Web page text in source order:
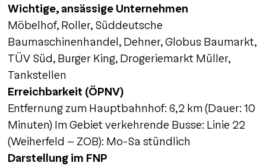
Wichtige, ansässige Unternehmen
Möbelhof, Roller, Süddeutsche
Baumaschinenhandel, Dehner, Globus Baumarkt,
TÜV Süd, Burger King, Drogeriemarkt Müller,
Tankstellen
Erreichbarkeit (ÖPNV)
Entfernung zum Hauptbahnhof: 6,2 km (Dauer: 10
Minuten) Im Gebiet verkehrende Busse: Linie 22
(Weiherfeld – ZOB): Mo-Sa stündlich
Darstellung im FNP